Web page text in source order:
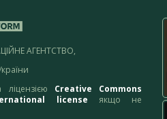
АГЕНТСТВО,
ліцензією Creative Commons
license якщо не